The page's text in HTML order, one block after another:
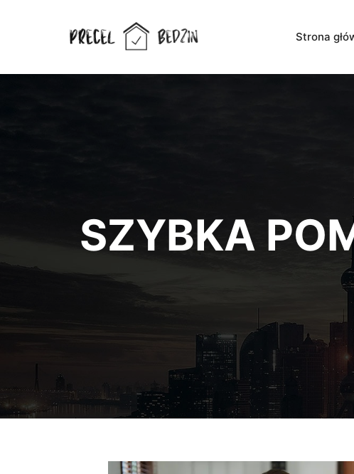
Strona
SZYBKA